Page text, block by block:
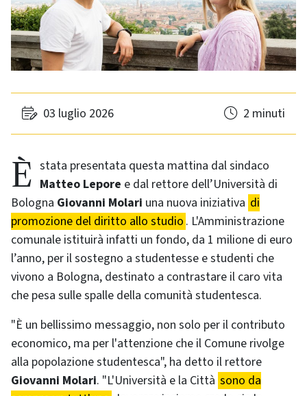
03 luglio 2026 2 minuti
È stata presentata questa mattina dal sindaco
Matteo Lepore e dal rettore dell’Università di
Bologna Giovanni Molari una nuova iniziativa di
promozione del diritto allo studio . L'Amministrazione
comunale istituirà infatti un fondo, da 1 milione di euro
l’anno, per il sostegno a studentesse e studenti che
vivono a Bologna, destinato a contrastare il caro vita
che pesa sulle spalle della comunità studentesca.
"È un bellissimo messaggio, non solo per il contributo
economico, ma per l'attenzione che il Comune rivolge
alla popolazione studentesca", ha detto il rettore
Giovanni Molari. "L'Università e la Città sono da